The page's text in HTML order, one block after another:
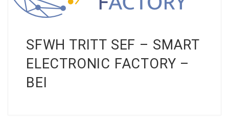
SFWH TRITT SEF – SMART
ELECTRONIC FACTORY –
BEI